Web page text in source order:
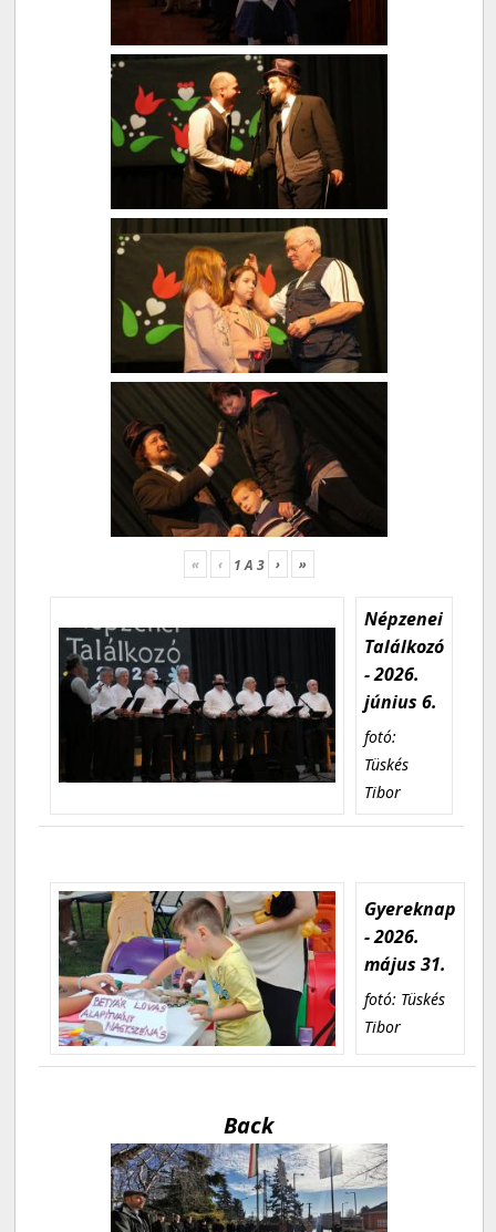
« ‹ 1A 3 › »
Népzenei
Találkozó
- 2026.
június 6.
fotó:
Tüskés
Tibor
Gyereknap
- 2026.
május 31.
fotó: Tüskés
Tibor
Back